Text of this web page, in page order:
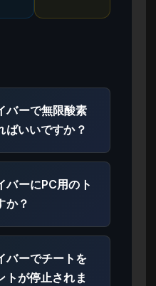
バーで無限酸素
ばいいですか？
バーにPC用のト
か？
バーでチートを
トが停止されま